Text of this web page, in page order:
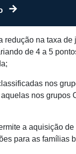
redução na taxa de
de 4 a 5
nos
nos grupos
a aquisição
para as famílias